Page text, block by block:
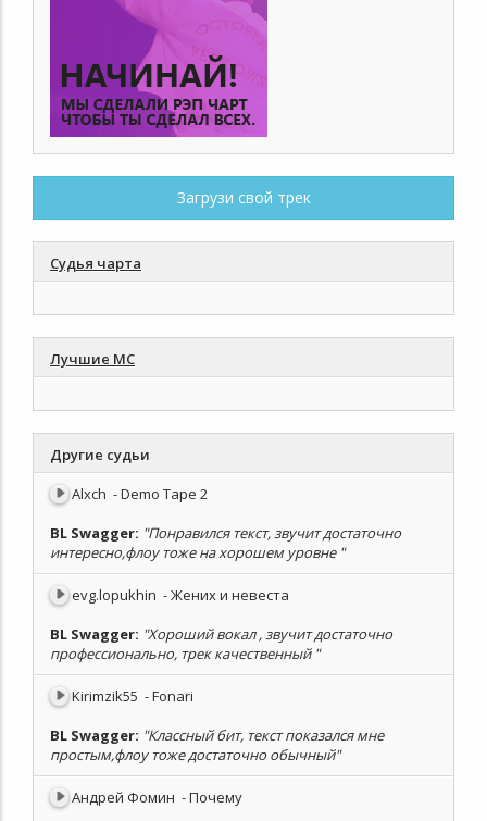
Загрузи свой трек
Судья чарта
Лучшие МС
Другие судьи
Alxch - Demo Tape 2
BL Swagger: "Понравился текст, звучит достаточно
интересно,флоу тоже на хорошем уровне "
evg.lopukhin - Жених и невеста
BL Swagger: "Хороший вокал , звучит достаточно
профессионально, трек качественный "
Kirimzik55 - Fonari
BL Swagger: "Классный бит, текст показался мне
простым,флоу тоже достаточно обычный"
Андрей Фомин - Почему